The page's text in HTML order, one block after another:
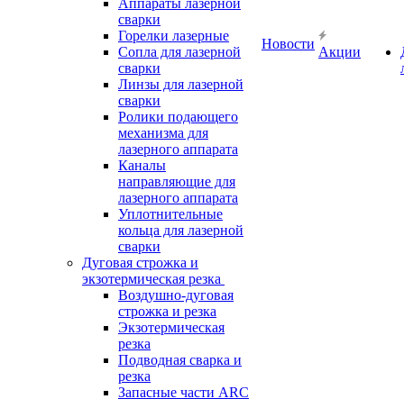
Аппараты лазерной
сварки
Горелки лазерные
Сопла для лазерной
сварки
Линзы для лазерной
сварки
Ролики подающего
механизма для
лазерного аппарата
Каналы
направляющие для
лазерного аппарата
Уплотнительные
кольца для лазерной
сварки
Дуговая строжка и
экзотермическая резка
Воздушно-дуговая
строжка и резка
Экзотермическая
резка
Подводная сварка и
резка
Запасные части ARC
Новости
Акции